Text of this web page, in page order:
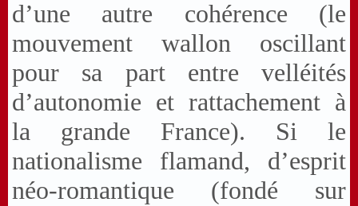
d’une autre cohérence (le
mouvement wallon oscillant
pour sa part entre velléités
d’autonomie et rattachement à
la grande France). Si le
nationalisme flamand, d’esprit
néo-romantique (fondé sur